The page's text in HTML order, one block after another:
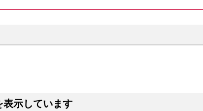
表示しています